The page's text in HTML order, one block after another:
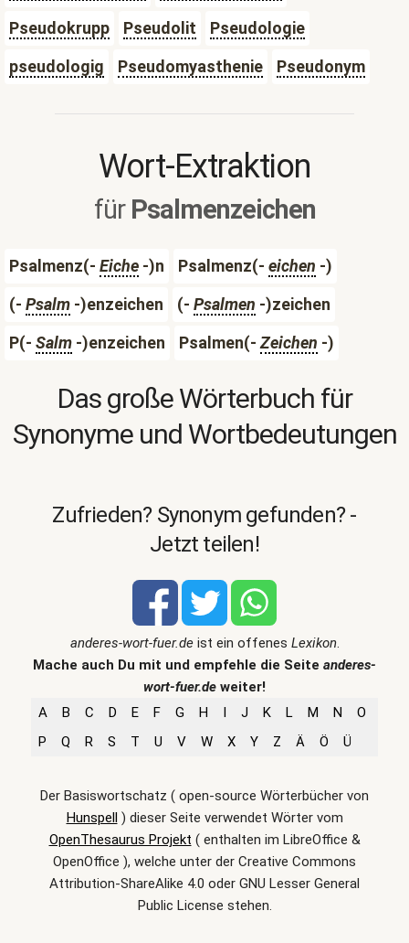
Pseudokrupp
Pseudolit
Pseudologie
pseudologig
Pseudomyasthenie Pseudonym
Wort-Extraktion
für Psalmenzeichen
Psalmenz(- Eiche -)n Psalmenz(- eichen -)
(- Psalm -)enzeichen (- Psalmen -)zeichen
P(- Salm -)enzeichen Psalmen(- Zeichen -)
Das große Wörterbuch für
Synonyme und Wortbedeutungen
Zufrieden? Synonym gefunden? -
Jetzt teilen!
anderes-wort-fuer.deist ein offenes Lexikon.
Mache auch Du mit und empfehle die Seite anderes-
wort-fuer.de weiter!
A
B C D E F G H I J K L M N
O
P
Q R S T U V W X Y Z Ä Ö Ü
Der Basiswortschatz ( open-source Wörterbücher von
Hunspell) dieser Seite verwendet Wörter vom
OpenThesaurus Projekt ( enthalten im LibreOffice &
OpenOffice ), welche unter der Creative Commons
Attribution-ShareAlike 4.0 oder GNU Lesser General
Public License stehen.